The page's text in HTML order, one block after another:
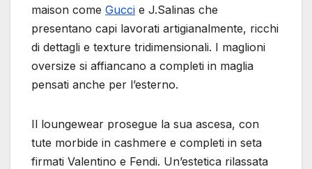
maison come Gucci e J.Salinas che
presentano capi lavorati artigianalmente, ricchi
di dettagli e texture tridimensionali. I maglioni
oversize si affiancano a completi in maglia
pensati anche per l’esterno.
Il loungewear prosegue la sua ascesa, con
tute morbide in cashmere e completi in seta
firmati Valentino e Fendi. Un’estetica rilassata